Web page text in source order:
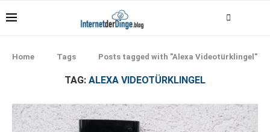
Home Tags Posts tagged with "Alexa Videotürklingel"
TAG: ALEXA VIDEOTÜRKLINGEL